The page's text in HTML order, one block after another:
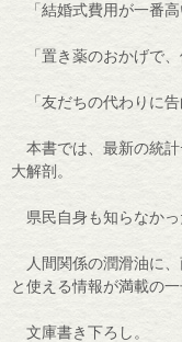
「結婚式費用が一番高
「置き薬のおかげで、
「友だちの代わりに
本書では、最新の統計
大解剖。
県民自身も知らなかっ
人間関係の潤滑油に、
と使える情報が満載の一
文庫書き下ろし。